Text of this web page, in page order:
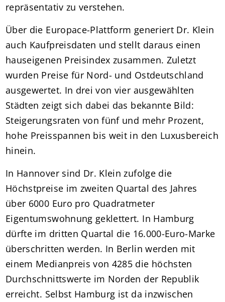
repräsentativ zu verstehen.
Über die Europace-Plattform generiert Dr. Klein
auch Kaufpreisdaten und stellt daraus einen
hauseigenen Preisindex zusammen. Zuletzt
wurden Preise für Nord- und Ostdeutschland
ausgewertet. In drei von vier ausgewählten
Städten zeigt sich dabei das bekannte Bild:
Steigerungsraten von fünf und mehr Prozent,
hohe Preisspannen bis weit in den Luxusbereich
hinein.
In Hannover sind Dr. Klein zufolge die
Höchstpreise im zweiten Quartal des Jahres
über 6000 Euro pro Quadratmeter
Eigentumswohnung geklettert. In Hamburg
dürfte im dritten Quartal die 16.000-Euro-Marke
überschritten werden. In Berlin werden mit
einem Medianpreis von 4285 die höchsten
Durchschnittswerte im Norden der Republik
erreicht. Selbst Hamburg ist da inzwischen